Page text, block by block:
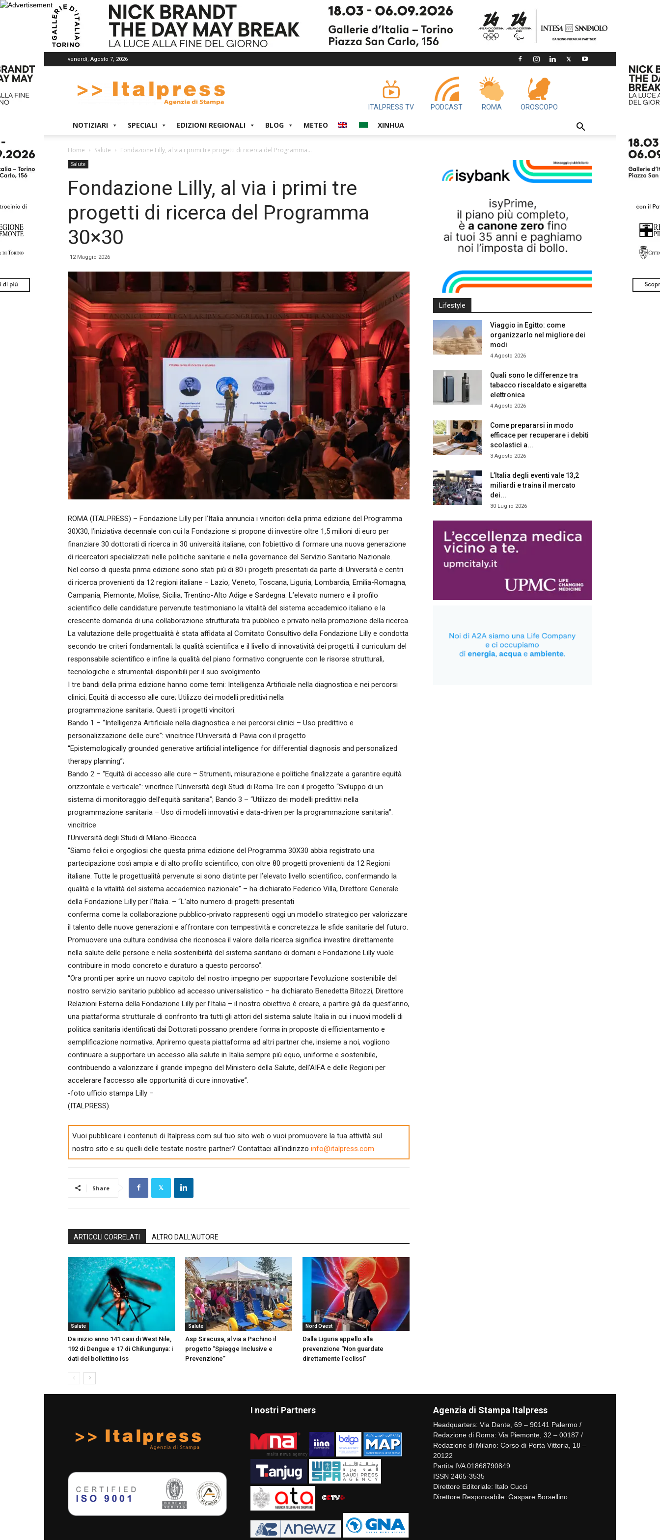
venerdì, Agosto 7, 2026
ITALPRESS TV PODCAST ROMA OROSCOPO
NOTIZIARI SPECIALI EDIZIONI REGIONALI BLOG METEO XINHUA
Home Salute Fondazione Lilly, al via i primi tre progetti di ricerca del Programma...
Salute
Fondazione Lilly, al via i primi tre
progetti di ricerca del Programma
30×30
12 Maggio 2026
ROMA (ITALPRESS) – Fondazione Lilly per l’Italia annuncia i vincitori della prima edizione del Programma
30X30, l’iniziativa decennale con cui la Fondazione si propone di investire oltre 1,5 milioni di euro per
finanziare 30 dottorati di ricerca in 30 università italiane, con l’obiettivo di formare una nuova generazione
di ricercatori specializzati nelle politiche sanitarie e nella governance del Servizio Sanitario Nazionale.
Nel corso di questa prima edizione sono stati più di 80 i progetti presentati da parte di Università e centri
di ricerca provenienti da 12 regioni italiane – Lazio, Veneto, Toscana, Liguria, Lombardia, Emilia-Romagna,
Campania, Piemonte, Molise, Sicilia, Trentino-Alto Adige e Sardegna. L’elevato numero e il profilo
scientifico delle candidature pervenute testimoniano la vitalità del sistema accademico italiano e la
crescente domanda di una collaborazione strutturata tra pubblico e privato nella promozione della ricerca.
La valutazione delle progettualità è stata affidata al Comitato Consultivo della Fondazione Lilly e condotta
secondo tre criteri fondamentali: la qualità scientifica e il livello di innovatività dei progetti; il curriculum del
responsabile scientifico e infine la qualità del piano formativo congruente con le risorse strutturali,
tecnologiche e strumentali disponibili per il suo svolgimento.
I tre bandi della prima edizione hanno come temi: Intelligenza Artificiale nella diagnostica e nei percorsi
clinici; Equità di accesso alle cure; Utilizzo dei modelli predittivi nella
programmazione sanitaria. Questi i progetti vincitori:
Bando 1 – “Intelligenza Artificiale nella diagnostica e nei percorsi clinici – Uso predittivo e
personalizzazione delle cure”: vincitrice l’Università di Pavia con il progetto
“Epistemologically grounded generative artificial intelligence for differential diagnosis and personalized
therapy planning”;
Bando 2 – “Equità di accesso alle cure – Strumenti, misurazione e politiche finalizzate a garantire equità
orizzontale e verticale”: vincitrice l’Università degli Studi di Roma Tre con il progetto “Sviluppo di un
sistema di monitoraggio dell’equità sanitaria”; Bando 3 – “Utilizzo dei modelli predittivi nella
programmazione sanitaria – Uso di modelli innovativi e data-driven per la programmazione sanitaria”:
vincitrice
l’Università degli Studi di Milano-Bicocca.
“Siamo felici e orgogliosi che questa prima edizione del Programma 30X30 abbia registrato una
partecipazione così ampia e di alto profilo scientifico, con oltre 80 progetti provenienti da 12 Regioni
italiane. Tutte le progettualità pervenute si sono distinte per l’elevato livello scientifico, confermando la
qualità e la vitalità del sistema accademico nazionale” – ha dichiarato Federico Villa, Direttore Generale
della Fondazione Lilly per l’Italia. – “L’alto numero di progetti presentati
conferma come la collaborazione pubblico-privato rappresenti oggi un modello strategico per valorizzare
il talento delle nuove generazioni e affrontare con tempestività e concretezza le sfide sanitarie del futuro.
Promuovere una cultura condivisa che riconosca il valore della ricerca significa investire direttamente
nella salute delle persone e nella sostenibilità del sistema sanitario di domani e Fondazione Lilly vuole
contribuire in modo concreto e duraturo a questo percorso”.
“Ora pronti per aprire un nuovo capitolo del nostro impegno per supportare l’evoluzione sostenibile del
nostro servizio sanitario pubblico ad accesso universalistico – ha dichiarato Benedetta Bitozzi, Direttore
Relazioni Esterna della Fondazione Lilly per l’Italia – il nostro obiettivo è creare, a partire già da quest’anno,
una piattaforma strutturale di confronto tra tutti gli attori del sistema salute Italia in cui i nuovi modelli di
politica sanitaria identificati dai Dottorati possano prendere forma in proposte di efficientamento e
semplificazione normativa. Apriremo questa piattaforma ad altri partner che, insieme a noi, vogliono
continuare a supportare un accesso alla salute in Italia sempre più equo, uniforme e sostenibile,
contribuendo a valorizzare il grande impegno del Ministero della Salute, dell’AIFA e delle Regioni per
accelerare l’accesso alle opportunità di cure innovative”.
-foto ufficio stampa Lilly –
(ITALPRESS).
Vuoi pubblicare i contenuti di Italpress.com sul tuo sito web o vuoi promuovere la tua attività sul
nostro sito e su quelli delle testate nostre partner? Contattaci all'indirizzo info@italpress.com
Share
ARTICOLI CORRELATI ALTRO DALL'AUTORE
Salute
Da inizio anno 141 casi di West Nile,
192 di Dengue e 17 di Chikungunya: i
dati del bollettino Iss
Salute
Asp Siracusa, al via a Pachino il
progetto “Spiagge Inclusive e
Prevenzione”
Nord Ovest
Dalla Liguria appello alla
prevenzione “Non guardate
direttamente l’eclissi”
Lifestyle
Viaggio in Egitto: come
organizzarlo nel migliore dei
modi
4 Agosto 2026
Quali sono le differenze tra
tabacco riscaldato e sigaretta
elettronica
4 Agosto 2026
Come prepararsi in modo
efficace per recuperare i debiti
scolastici a...
3 Agosto 2026
L’Italia degli eventi vale 13,2
miliardi e traina il mercato
dei...
30 Luglio 2026
I nostri Partners Agenzia di Stampa Italpress
Headquarters: Via Dante, 69 – 90141 Palermo /
Redazione di Roma: Via Piemonte, 32 – 00187 /
Redazione di Milano: Corso di Porta Vittoria, 18 –
20122
Partita IVA 01868790849
ISSN 2465-3535
Direttore Editoriale: Italo Cucci
Direttore Responsabile: Gaspare Borsellino